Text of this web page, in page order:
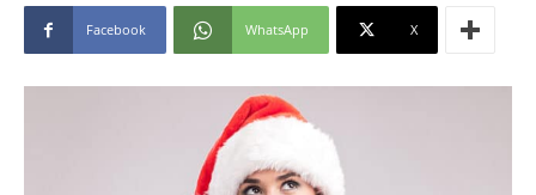
Facebook WhatsApp X